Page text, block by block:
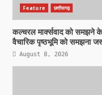
Feature छत्तीसगढ़
कल्चरल मार्क्सवाद को समझने
वैचारिक पृष्ठभूमि को समझना
August 8, 2026